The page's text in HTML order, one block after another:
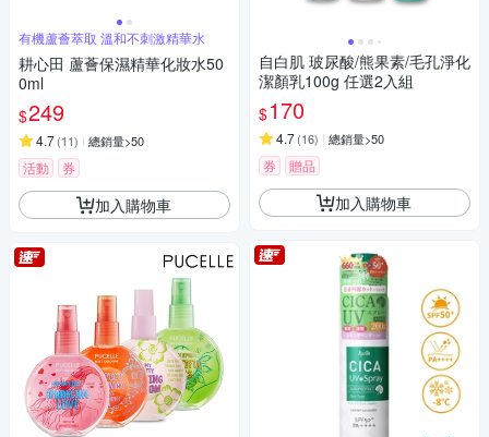
有機蘆薈萃取 溫和不刺激精華水
耕心田 蘆薈保濕精華化妝水50
0ml
$249
4.7(11) 總銷量>50
活動 券
加入購物車
自白肌 玻尿酸/熊果素/毛孔淨化
潔顏乳100g 任選2入組
$170
4.7(16) 總銷量>50
券 贈品
加入購物車